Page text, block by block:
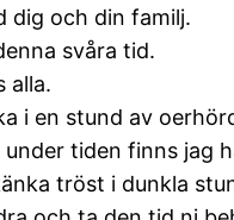
dig och din familj.
svåra tid.
alla.
i en stund av
tiden finns jag
tröst i dunkla